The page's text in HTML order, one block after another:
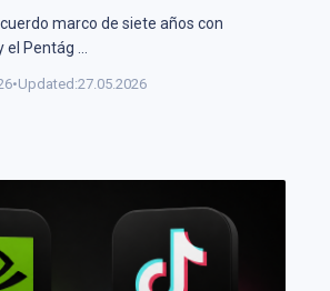
marco de siete años con
el Pentág ...
•Updated:27.05.2026